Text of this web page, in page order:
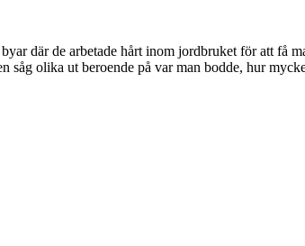
där de arbetade hårt inom jordbruket för att få
olika ut beroende på var man bodde, hur